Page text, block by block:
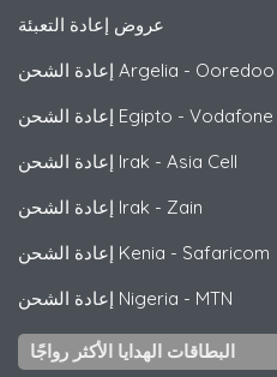
عروض إعادة التعبئة
إعادة الشحن Argelia - Ooredoo
إعادة الشحن Egipto - Vodafone
إعادة الشحن Irak - Asia Cell
إعادة الشحن Irak - Zain
إعادة الشحن Kenia - Safaricom
إعادة الشحن Nigeria - MTN
البطاقات الهدايا الأكثر رواجًا